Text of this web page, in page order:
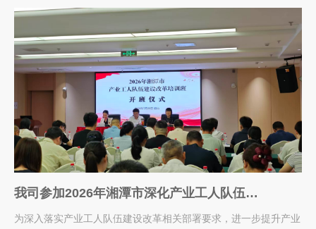
我司参加2026年湘潭市深化产业工人队伍建
设改革专题培训班
为深入落实产业工人队伍建设改革相关部署要求，进一步提升产业